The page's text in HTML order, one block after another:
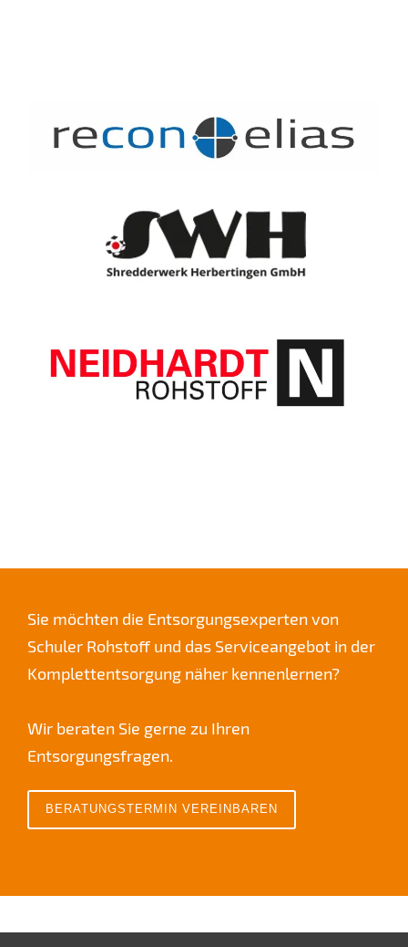
Sie möchten die Entsorgungsexperten von
Schuler Rohstoff und das Serviceangebot in der
Komplettentsorgung näher kennenlernen?
Wir beraten Sie gerne zu Ihren
Entsorgungsfragen.
BERATUNGSTERMIN VEREINBAREN